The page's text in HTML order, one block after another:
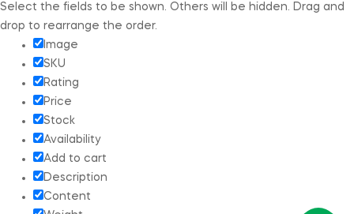
Select the fields to be shown. Others will be hidden. Drag and
drop to rearrange the order.
Image
SKU
Rating
Price
Stock
Availability
Add to cart
Description
Content